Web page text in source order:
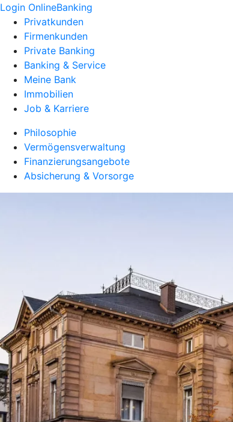
Login OnlineBanking
Privatkunden
Firmenkunden
Private Banking
Banking & Service
Meine Bank
Immobilien
Job & Karriere
Philosophie
Vermögensverwaltung
Finanzierungsangebote
Absicherung & Vorsorge